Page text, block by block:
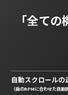
「全て
自動スクロールの
（曲のBPMに合わせた自動